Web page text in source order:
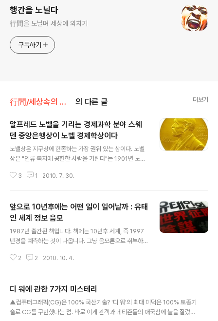
행간을 노닐다
行間을 노닐며 세상에 외치기
구독하기
行間/세상속의 음모 의 다른 글 더보기
알프레드 노벨을 기리는 경제과학 분야 스웨
덴 중앙은행상이 노벨 경제학상이다
노밸상은 지구상에 현존하는 가장 권위 있는 상이다. 노벨
상은 "인류 복지에 공헌한 사람을 기린다"는 1901년 노벨
수여했다. (노벨상도 그놈들의 술책이라는 음모론의 주장
창립 300주년 기념 사업의 하나로 노벨 경제학상이 만들
어졌다. 실제 명칭은 "알프레드 노벨을 기념하는 스웨덴 중
앙은행 경제학상(Nobel Memorial Prize in Economi
c Sciences)"이라는 긴 이름이다. 재원도 스웨덴 중앙은
행 300주년 기금에서 조달된다. 하지만 현재 노벨 경제학
상은 사회과학 분야에 주어지는 거의 유일한 상이라는 지
3 1 2010. 7. 30.
앞으로 10년후에는 어떤 일이 일어날까 : 유태
인 세계 정보 음모
1987년 출간된 책입니다. 책에는 10년후 세계, 즉 1997
년경을 예측하는 것이 나옵니다. 그냥 음모론으로 취부하
국의 거대자본 진출로 일류기업이 위태로와진다 갑자기 회
다 옛사람들은 한없이 뒤쳐지게 되며, 자녀들은 완전히 변
해 가고 있다 돈의 가치가 격변하고 오늘날의 중류의식 같
은 것은 완전히 소용이 없어져 버린다 1989년에는 대규모
2 2 2010. 10. 4.
디 워에 관한 7가지 미스테리
▲컴퓨터그래픽(CG)은 100% 국산기술? '디 워'의 최대 미덕은 100% 토종기
술로 CG를 구현했다는 점. 바로 이게 관객과 네티즌들의 애국심에 불을 질렀